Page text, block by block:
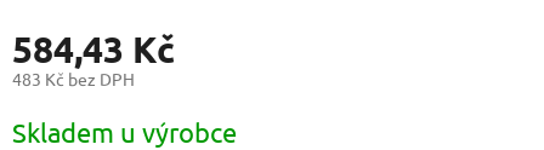
584,43 Kč
483 Kč bez DPH
cena:
Skladem u výrobce